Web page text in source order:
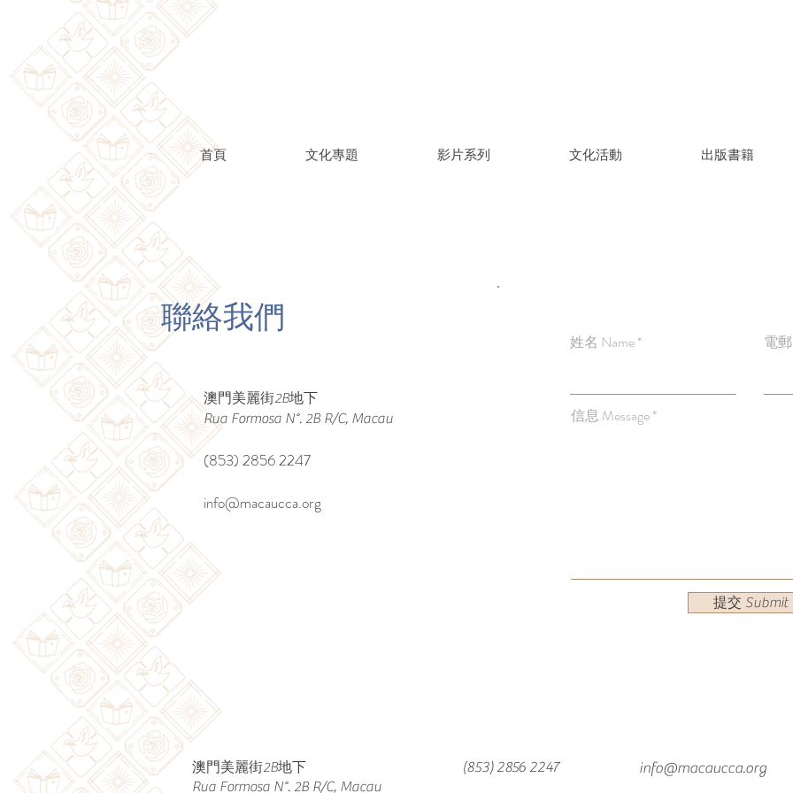
首頁 文化專題 影片系列 文化活動 出版書籍
聯絡我們
澳門美麗街2B地下
Rua Formosa N°. 2B R/C, Macau
(853) 2856 2247
info@macaucca.org
姓名 Name 電
信息 Message
提交 Submit
澳門美麗街2B地下
Rua Formosa N°. 2B R/C, Macau
(853) 2856 2247 info@macaucca.org